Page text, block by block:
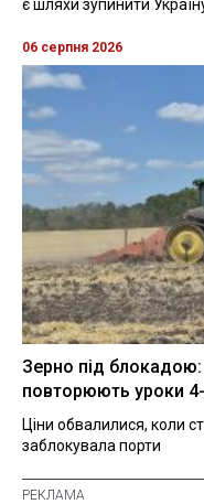
є шляхи зупинити
06 серпня 2026
Зерно під блокадою:
повторюють уроки 4-
Ціни обвалилися, коли
заблокувала порти